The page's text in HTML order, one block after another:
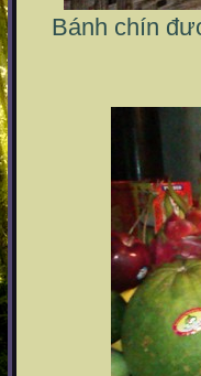
Bánh chín